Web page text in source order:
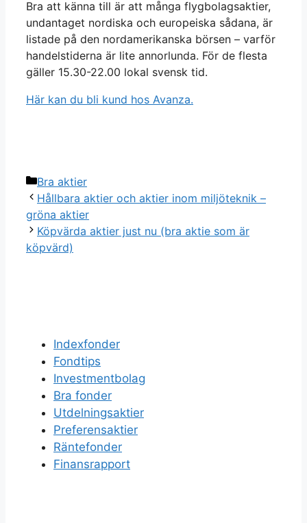
Bra att känna till är att många flygbolagsaktier,
undantaget nordiska och europeiska sådana, är
listade på den nordamerikanska börsen – varför
handelstiderna är lite annorlunda. För de flesta
gäller 15.30-22.00 lokal svensk tid.
Här kan du bli kund hos Avanza.
Categories
Bra aktier
Hållbara aktier och aktier inom miljöteknik –
gröna aktier
Köpvärda aktier just nu (bra aktie som är
köpvärd)
Indexfonder
Fondtips
Investmentbolag
Bra fonder
Utdelningsaktier
Preferensaktier
Räntefonder
Finansrapport